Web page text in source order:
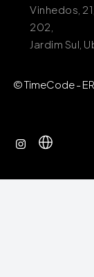
Vinhedos,
202,
Jardim Sul,
© TimeCode -